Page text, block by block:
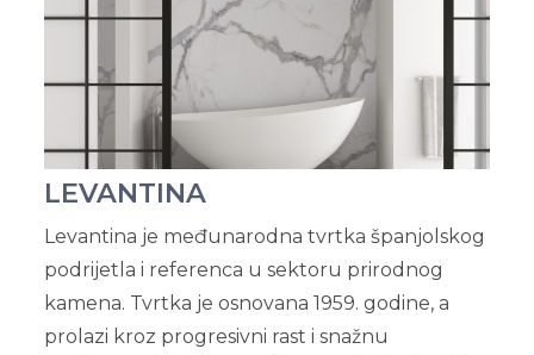
LEVANTINA
Levantina je međunarodna tvrtka španjolskog
podrijetla i referenca u sektoru prirodnog
kamena. Tvrtka je osnovana 1959. godine, a
prolazi kroz progresivni rast i snažnu